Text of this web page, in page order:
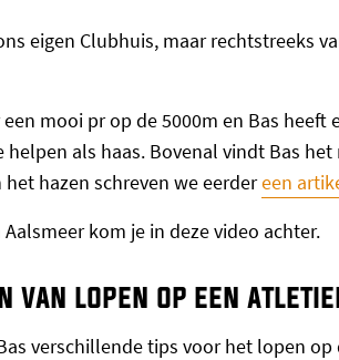
eigen Clubhuis, maar rechtstreeks
mooi pr op de 5000m en Bas heeft
als haas. Bovenal vindt Bas
hazen schreven we eerdereen
kom je in deze video achter.
van lopen op een
verschillende tips voor het lopen